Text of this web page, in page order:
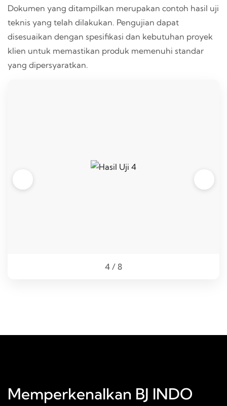
Dokumen yang ditampilkan merupakan contoh hasil uji
teknis yang telah dilakukan. Pengujian dapat
disesuaikan dengan spesifikasi dan kebutuhan proyek
klien untuk memastikan produk memenuhi standar
yang dipersyaratkan.
4 / 8
Memperkenalkan BJ INDO